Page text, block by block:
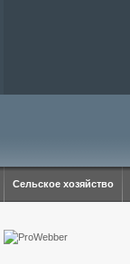
Сельское хозяйство